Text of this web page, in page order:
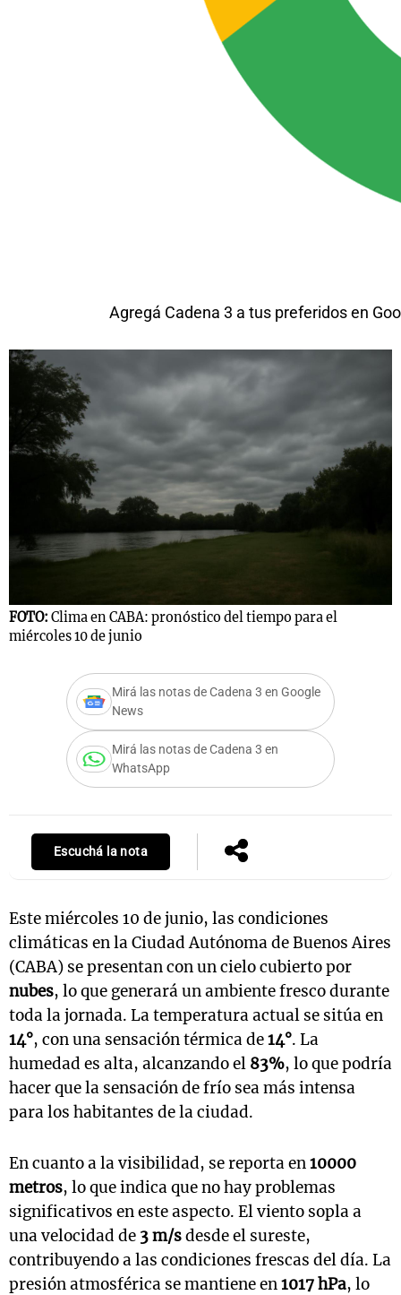
Agregá Cadena 3 a tus preferidos en
FOTO: Clima en CABA: pronóstico del tiempo para el
miércoles 10 de junio
Mirá las notas de Cadena 3 en Google
News
Mirá las notas de Cadena 3 en
WhatsApp
Escuchá la nota
Este miércoles 10 de junio, las condiciones
climáticas en la Ciudad Autónoma de Buenos Aires
(CABA) se presentan con un cielo cubierto por
nubes, lo que generará un ambiente fresco durante
toda la jornada. La temperatura actual se sitúa en
14°, con una sensación térmica de14°. La
humedad es alta, alcanzando el 83%, lo que podría
hacer que la sensación de frío sea más intensa
para los habitantes de la ciudad.
En cuanto a la visibilidad, se reporta en10000
metros, lo que indica que no hay problemas
significativos en este aspecto. El viento sopla a
una velocidad de 3 m/sdesde el sureste,
contribuyendo a las condiciones frescas del día. La
presión atmosférica se mantiene en1017 hPa, lo